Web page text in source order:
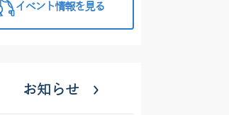
イベント情報を見る
お知らせ